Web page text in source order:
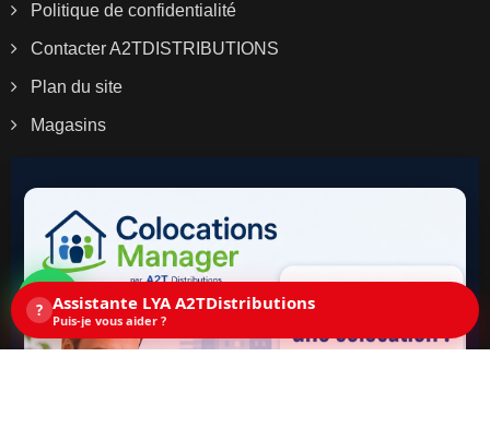
? Assistante LYA A2TDistributions
Puis-je vous aider ?
Politique de confidentialité
Contacter A2TDISTRIBUTIONS
Plan du site
Magasins